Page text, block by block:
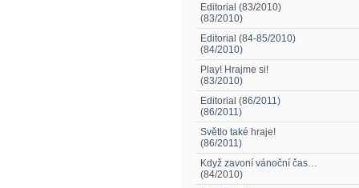
Editorial (83/2010)
(83/2010)
Editorial (84-85/2010)
(84/2010)
Play! Hrajme si!
(83/2010)
Editorial (86/2011)
(86/2011)
Světlo také hraje!
(86/2011)
Když zavoní vánoční čas…
(84/2010)